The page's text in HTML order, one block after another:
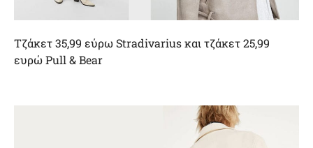
Tζάκετ 35,99 εύρω Stradivarius και τζάκετ 25,99
ευρώ Pull & Bear